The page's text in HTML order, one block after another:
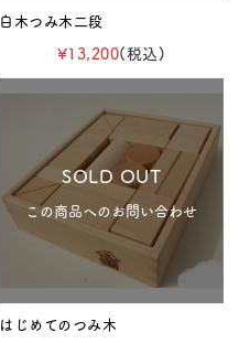
白木つみ木二段
¥13,200(税込)
SOLD OUT
この商品へのお問い合わせ
はじめてのつみ木